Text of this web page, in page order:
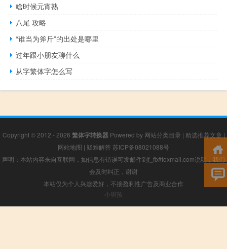
啥时候元宵熟
八尾 攻略
“谁当为斧斤”的出处是哪里
过年跟小朋友聊什么
从字繁体字怎么写
Copyright © 2012 - 2026 繁体字转换器Powered by 网站分类目录 | 精选推荐文章 |
网站地图 | 疑难解答 苏ICP备08021088号
声明：本站内容来自互联网，如信息有错误可发邮件到f_fb#foxmail.com说明，我们
会及时纠正，谢谢
本站仅为个人兴趣爱好，不接盈利性广告及商业合作
小男孩